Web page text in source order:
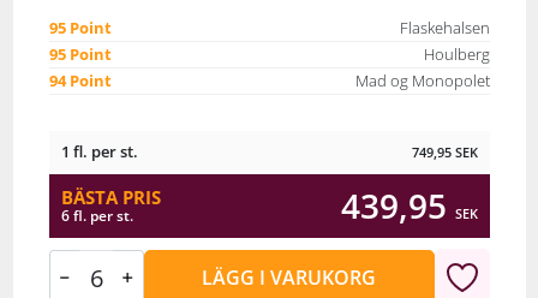
95 Point
Flaskehalsen
95 Point
Houlberg
94 Point
Mad og Monopolet
1 fl. per st. 749,95 SEK
BÄSTA PRIS
6 fl. per st. 439,95 SEK
LÄGG I VARUKORG